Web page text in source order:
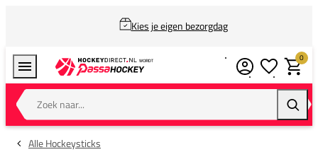
Kies je eigen bezorgdag
Zoek naar...
0
Alle Hockeysticks